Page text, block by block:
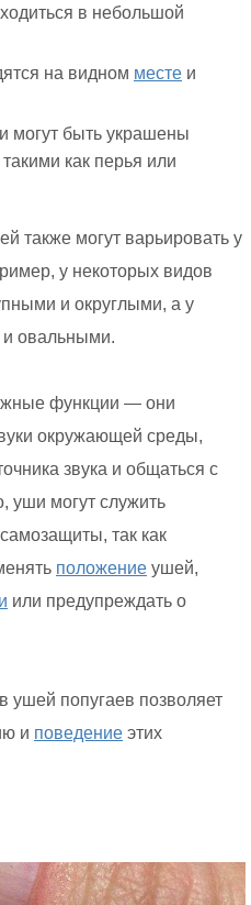
в небольшой
на видном месте и
могут быть украшены
как перья или
также могут варьировать у
у некоторых видов
и округлыми, а у
овальными.
функции — они
окружающей среды,
звука и общаться с
уши могут служить
так как
положение ушей,
или предупреждать о
ушей попугаев позволяет
и поведение этих